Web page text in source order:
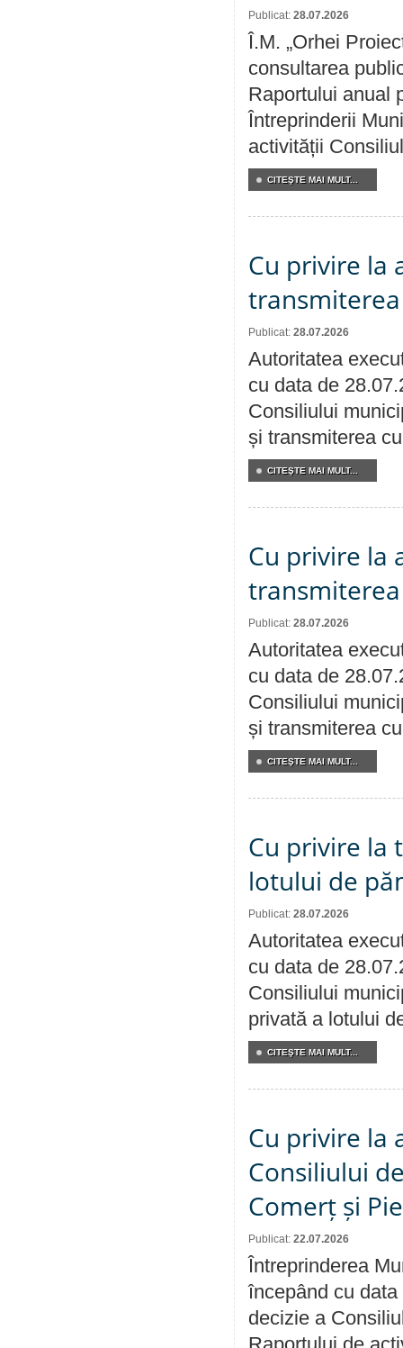
Publicat: 28.07.2026
Î.M. „Orhei
consultarea
Raportului anual
Întreprinderii
activității
CITEŞTE MAI MULT...
Cu privire la
Publicat: 28.07.2026
Autoritatea
cu data de
Consiliului
și transmiterea
CITEŞTE MAI MULT...
Cu privire la
Publicat: 28.07.2026
Autoritatea
cu data de
Consiliului
și transmiterea
CITEŞTE MAI MULT...
Cu privire la
lotului de
Publicat: 28.07.2026
Autoritatea
cu data de
Consiliului
privată a lotului
CITEŞTE MAI MULT...
Cu privire la
Consiliului
Comerț și
Publicat: 22.07.2026
Întreprinderea
începând cu
decizie a